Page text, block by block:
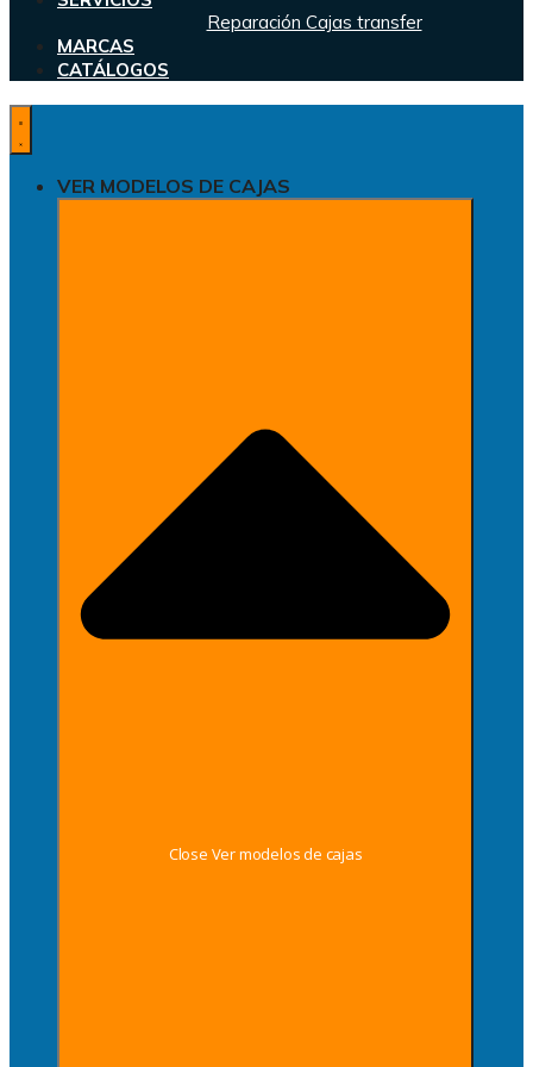
Reparación Cajas transfer
MARCAS
CATÁLOGOS
VER MODELOS DE CAJAS
Close Ver modelos de cajas